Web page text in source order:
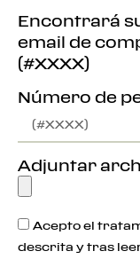
Encontrará
email de
(#XXXX)
Número de
Adjuntar
Acepto el
descrita y tras